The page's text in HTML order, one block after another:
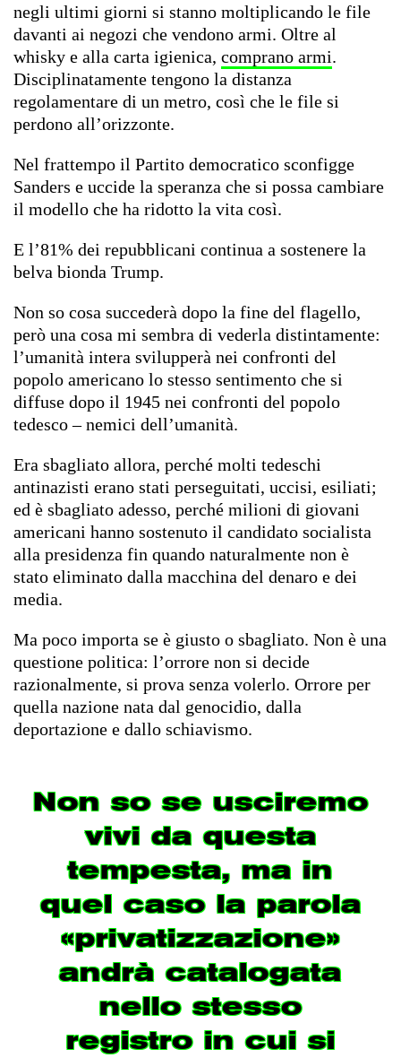
negli ultimi giorni si stanno moltiplicando le file
davanti ai negozi che vendono armi. Oltre al
whisky e alla carta igienica, comprano armi.
Disciplinatamente tengono la distanza
regolamentare di un metro, così che le file si
perdono all’orizzonte.
Nel frattempo il Partito democratico sconfigge
Sanders e uccide la speranza che si possa cambiare
il modello che ha ridotto la vita così.
E l’81% dei repubblicani continua a sostenere la
belva bionda Trump.
Non so cosa succederà dopo la fine del flagello,
però una cosa mi sembra di vederla distintamente:
l’umanità intera svilupperà nei confronti del
popolo americano lo stesso sentimento che si
diffuse dopo il 1945 nei confronti del popolo
tedesco – nemici dell’umanità.
Era sbagliato allora, perché molti tedeschi
antinazisti erano stati perseguitati, uccisi, esiliati;
ed è sbagliato adesso, perché milioni di giovani
americani hanno sostenuto il candidato socialista
alla presidenza fin quando naturalmente non è
stato eliminato dalla macchina del denaro e dei
media.
Ma poco importa se è giusto o sbagliato. Non è una
questione politica: l’orrore non si decide
razionalmente, si prova senza volerlo. Orrore per
quella nazione nata dal genocidio, dalla
deportazione e dallo schiavismo.
Non so se usciremo
vivi da questa
tempesta, ma in
quel caso la parola
«privatizzazione»
andrà catalogata
nello stesso
registro in cui si